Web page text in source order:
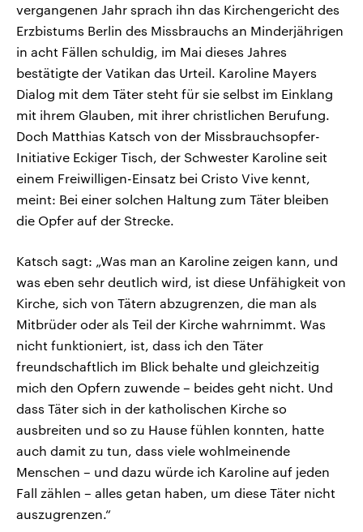
vergangenen Jahr sprach ihn das Kirchengericht des
Erzbistums Berlin des Missbrauchs an Minderjährigen
in acht Fällen schuldig, im Mai dieses Jahres
bestätigte der Vatikan das Urteil. Karoline Mayers
Dialog mit dem Täter steht für sie selbst im Einklang
mit ihrem Glauben, mit ihrer christlichen Berufung.
Doch Matthias Katsch von der Missbrauchsopfer-
Initiative Eckiger Tisch, der Schwester Karoline seit
einem Freiwilligen-Einsatz bei Cristo Vive kennt,
meint: Bei einer solchen Haltung zum Täter bleiben
die Opfer auf der Strecke.
Katsch sagt: „Was man an Karoline zeigen kann, und
was eben sehr deutlich wird, ist diese Unfähigkeit von
Kirche, sich von Tätern abzugrenzen, die man als
Mitbrüder oder als Teil der Kirche wahrnimmt. Was
nicht funktioniert, ist, dass ich den Täter
freundschaftlich im Blick behalte und gleichzeitig
mich den Opfern zuwende – beides geht nicht. Und
dass Täter sich in der katholischen Kirche so
ausbreiten und so zu Hause fühlen konnten, hatte
auch damit zu tun, dass viele wohlmeinende
Menschen – und dazu würde ich Karoline auf jeden
Fall zählen – alles getan haben, um diese Täter nicht
auszugrenzen.“